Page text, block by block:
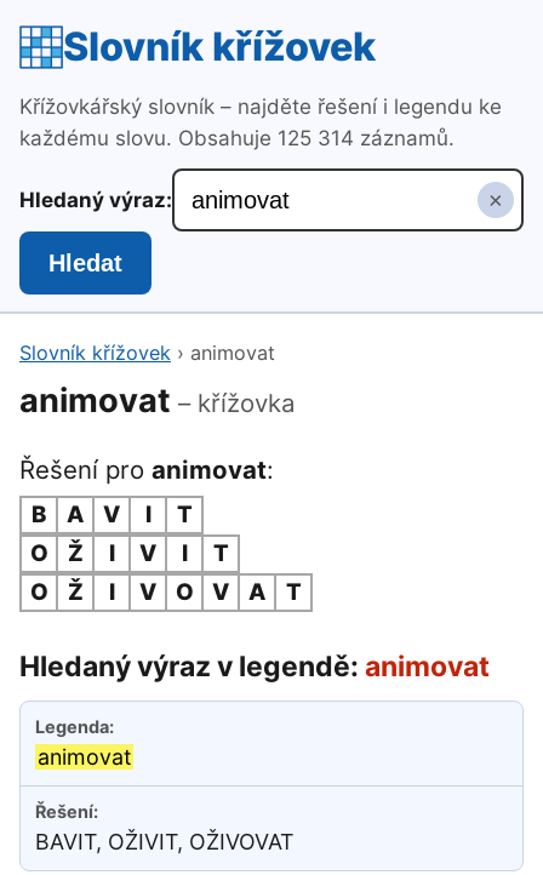
Slovník křížovek
Křížovkářský slovník – najděte řešení i legendu ke
každému slovu. Obsahuje 125 314 záznamů.
Hledaný výraz: ×
Hledat
Slovník křížovek › animovat
animovat – křížovka
Řešení pro animovat:
B A V I
T
O
Ž I V I
T
O
Ž I V O V A T
Hledaný výraz v legendě: animovat
animovat
BAVIT, OŽIVIT, OŽIVOVAT